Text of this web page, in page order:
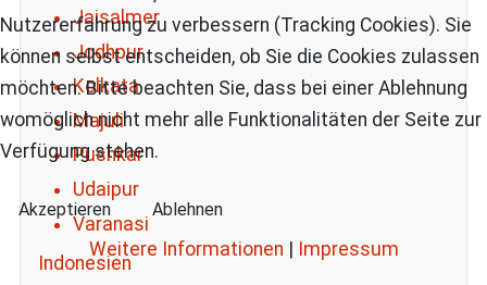
Jaisalmer
Jodhpur
Kolkata
Majuli
Pushkar
Udaipur
Varanasi
Indonesien
Nutzererfahrung zu verbessern (Tracking Cookies). Sie
können selbst entscheiden, ob Sie die Cookies zulassen
möchten. Bitte beachten Sie, dass bei einer Ablehnung
womöglich nicht mehr alle Funktionalitäten der Seite zur
Verfügung stehen.
Akzeptieren Ablehnen
Weitere Informationen Impressum